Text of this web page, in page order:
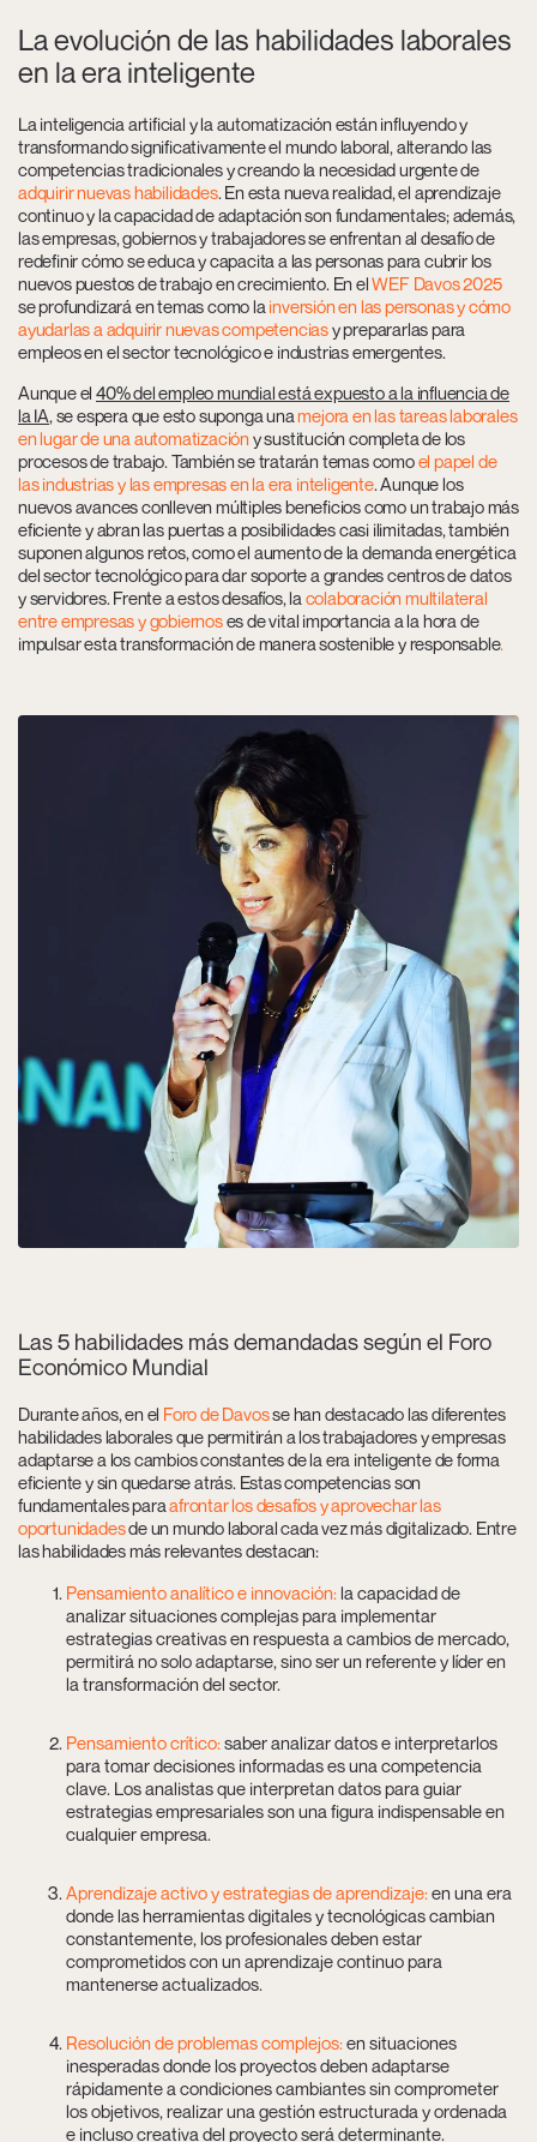
La evolución de las habilidades laborales
en la era inteligente
La inteligencia artificial y la automatización están influyendo y
transformando significativamente el mundo laboral, alterando las
competencias tradicionales y creando la necesidad urgente de
adquirir nuevas habilidades. En esta nueva realidad, el aprendizaje
continuo y la capacidad de adaptación son fundamentales; además,
las empresas, gobiernos y trabajadores se enfrentan al desafío de
redefinir cómo se educa y capacita a las personas para cubrir los
nuevos puestos de trabajo en crecimiento. En elWEF Davos 2025
se profundizará en temas como la inversión en las personas y cómo
ayudarlas a adquirir nuevas competenciasy prepararlas para
empleos en el sector tecnológico e industrias emergentes.
Aunqueel40% del empleo mundial está expuesto a la influencia de
la IA, se espera que esto suponga unamejora en las tareas laborales
en lugar de una automatizacióny sustitución completa de los
procesos de trabajo. También se tratarán temas comoel papel de
las industrias y las empresas en la era inteligente. Aunque los
nuevos avances conlleven múltiples beneficios como un trabajo más
eficiente y abran las puertas a posibilidades casi ilimitadas, también
suponen algunos retos, como el aumento de la demanda energética
del sector tecnológicopara dar soporte a grandes centros de datos
y servidores. Frente a estos desafíos, la colaboración multilateral
entre empresas y gobiernoses de vital importancia a la hora de
impulsar esta transformación de manera sostenible y responsable.
Las 5 habilidades más demandadas según el Foro
Económico Mundial
Durante años, en el Foro de Davosse han destacado las diferentes
habilidades laboralesque permitirán a los trabajadores y empresas
adaptarse a los cambios constantes de la era inteligente de forma
eficiente y sin quedarse atrás. Estas competencias son
fundamentales paraafrontar los desafíos y aprovechar las
oportunidadesde un mundo laboral cada vez más digitalizado. Entre
las habilidades más relevantes destacan:
Pensamiento analítico e innovación:la capacidad de
analizar situaciones complejas para implementar
estrategias creativas en respuesta a cambios de mercado,
permitirá no solo adaptarse, sino ser un referente y líder en
la transformación del sector.
Pensamiento crítico:saber analizar datos e interpretarlos
para tomar decisiones informadas es una competencia
clave. Los analistas que interpretan datos para guiar
estrategias empresariales son una figura indispensable en
cualquier empresa.
Aprendizaje activo y estrategias de aprendizaje:en una era
donde las herramientas digitales y tecnológicas cambian
constantemente, los profesionales deben estar
comprometidos con un aprendizaje continuo para
mantenerse actualizados.
Resolución de problemas complejos:en situaciones
inesperadas donde los proyectos deben adaptarse
rápidamente a condiciones cambiantes sin comprometer
los objetivos, realizar una gestión estructurada y ordenada
e incluso creativa del proyecto será determinante.